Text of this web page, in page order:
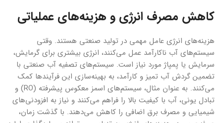
کاهش مصرف انرژی و هزینه‌های عملیاتی
هزینه‌های انرژی عامل مهمی در تولید صنعتی هستند. وقتی
سیستم‌های آب ناکارآمد عمل می‌کنند، انرژی بیشتری برای گرمایش،
سرمایش یا پمپاژ مورد نیاز است. سیستم‌های تصفیه آب صنعتی با
تضمین گردش آب تمیز و کارآمد، به بهینه‌سازی این فرآیندها کمک
می‌کنند. به عنوان مثال، سیستم‌های اسمز معکوس پیشرفته (RO) و
تبادل یونی، آب با کیفیت بالا را فراهم می‌کنند و نیاز به افزودنی‌های
شیمیایی و مصرف برق اضافی را کاهش می‌دهند. با گذشت زمان،